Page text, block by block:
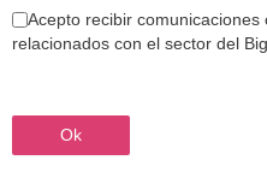
Acepto recibir
relacionados con el sector del